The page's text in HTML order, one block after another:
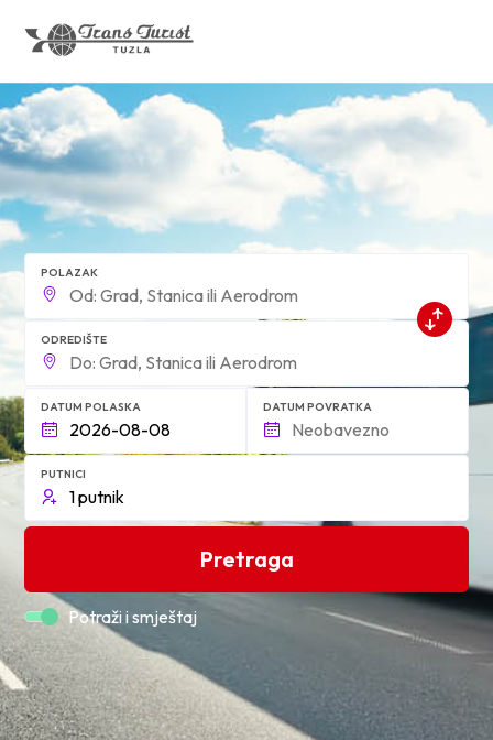
form.find_your
POLAZAK
ODREDIŠTE
DATUM POLASKA DATUM POVRATKA
PUTNICI
Pretraga
Potraži i smještaj